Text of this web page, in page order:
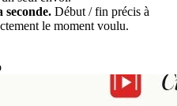
seconde. Début / fin précis à
le moment voulu.